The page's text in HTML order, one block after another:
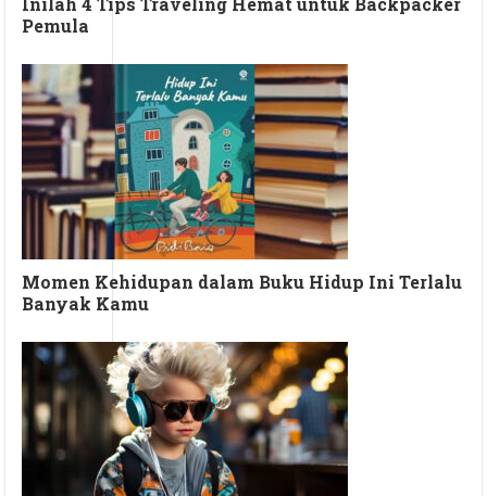
Pemula
Momen Kehidupan dalam Buku Hidup Ini Terlalu
Banyak Kamu